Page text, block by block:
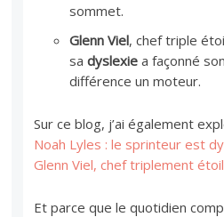
sommet.
Glenn Viel, chef triple
sadyslexie a façonné
différence un moteur.
Sur ce blog, j’ai également
Noah Lyles : le sprinteur est
Glenn Viel, chef triplement
Et parce que le quotidien